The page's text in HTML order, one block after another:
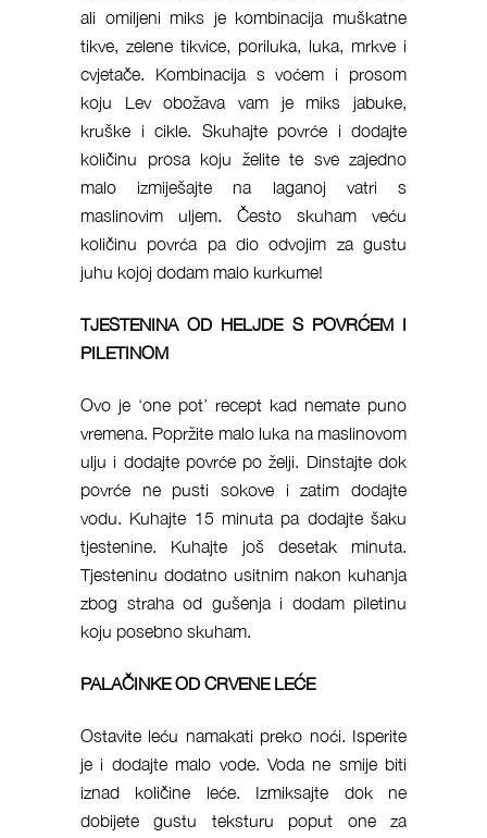
ali omiljeni miks je kombinacija muškatne
tikve, zelene tikvice, poriluka, luka, mrkve i
cvjetače. Kombinacija s voćem i prosom
koju Lev obožava vam je miks jabuke,
kruške i cikle. Skuhajte povrće i dodajte
količinu prosa koju želite te sve zajedno
malo izmiješajte na laganoj vatri s
maslinovim uljem. Često skuham veću
količinu povrća pa dio odvojim za gustu
juhu kojoj dodam malo kurkume!
TJESTENINA OD HELJDE S POVRĆEM I
PILETINOM
Ovo je ‘one pot’ recept kad nemate puno
vremena. Popržite malo luka na maslinovom
ulju i dodajte povrće po želji. Dinstajte dok
povrće ne pusti sokove i zatim dodajte
vodu. Kuhajte 15 minuta pa dodajte šaku
tjestenine. Kuhajte još desetak minuta.
Tjesteninu dodatno usitnim nakon kuhanja
zbog straha od gušenja i dodam piletinu
koju posebno skuham.
PALAČINKE OD CRVENE LEĆE
Ostavite leću namakati preko noći. Isperite
je i dodajte malo vode. Voda ne smije biti
iznad količine leće. Izmiksajte dok ne
dobijete gustu teksturu poput one za